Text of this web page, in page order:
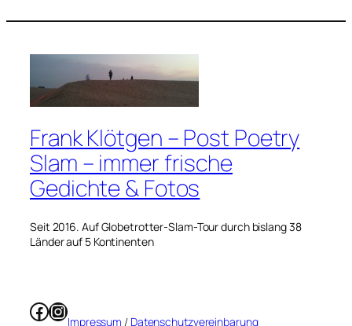
Frank Klötgen – Post Poetry
Slam – immer frische
Gedichte & Fotos
Seit 2016. Auf Globetrotter-Slam-Tour durch bislang 38
Länder auf 5 Kontinenten
Facebook
Instagram
Impressum / Datenschutzvereinbarung